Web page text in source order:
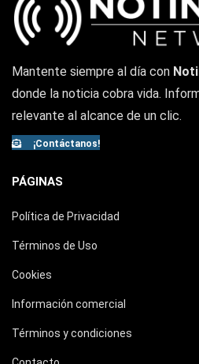
Mantente siempre al día con
donde la noticia cobra vida.
relevante al alcance de un clic.
¡Contáctanos!
PÁGINAS
Política de Privacidad
Términos de Uso
Cookies
Información comercial
Términos y condiciones